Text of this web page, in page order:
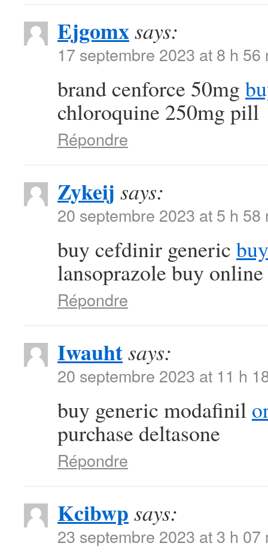
Ejgomxsays:
17 septembre 2023 at 8 h 56
brand cenforce 50mg
chloroquine 250mg pill
Répondre
Zykeij says:
20 septembre 2023 at 5 h 58
buy cefdinir generic
lansoprazole buy online
Répondre
Iwauhtsays:
20 septembre 2023 at 11 h
buy generic modafinil
purchase deltasone
Répondre
Kcibwp says:
23 septembre 2023 at 3 h 07